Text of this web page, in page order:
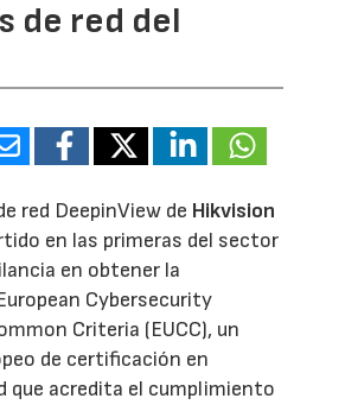
de red del
red DeepinView de Hikvision
en las primeras del sector
en obtener la
Cybersecurity
Criteria (EUCC), un
de certificación en
que acredita el cumplimiento